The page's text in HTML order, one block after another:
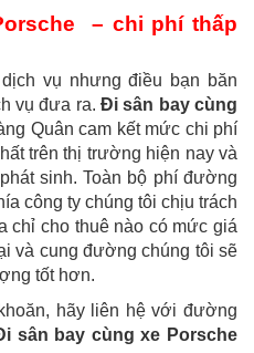
– chi phí thấp
vụ nhưng điều bạn băn
vụ đưa ra. Đi sân bay cùng
Quân cam kết mức chi phí
trên thị trường hiện nay và
sinh. Toàn bộ phí đường
công ty chúng tôi chịu trách
chỉ cho thuê nào có mức giá
và cung đường chúng tôi sẽ
tốt hơn.
hãy liên hệ với đường
sân bay cùng xe Porsche